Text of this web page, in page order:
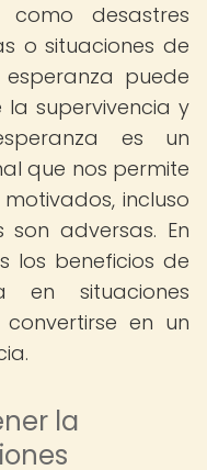
como desastres
o situaciones de
puede
supervivencia y
es un
que nos permite
incluso
adversas. En
los beneficios de
en situaciones
en un
la